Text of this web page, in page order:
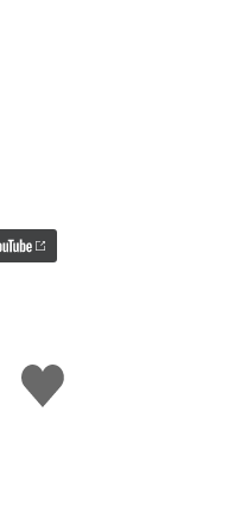
Mi
piace